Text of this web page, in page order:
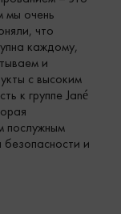
мы очень
что
каждому,
и
с высоким
к группе Jané
послужным
безопасности и